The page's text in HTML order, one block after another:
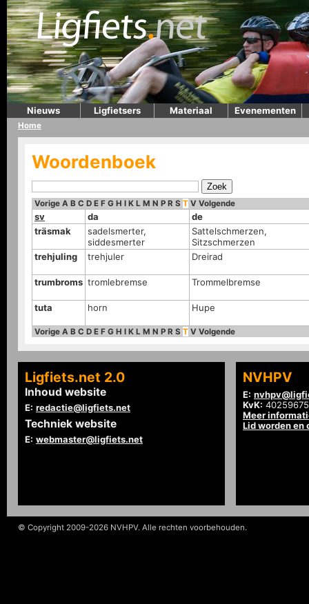
Nieuws Ligfietsers Materiaal Evenementen
Home
Woordenboek
Vorige A B C D E F G H I K L M N P R S T V Volgende
sv da
de
träsmak
sadelsmerter,
siddesmerter
Sattelschmerzen,
Sitzschmerzen
trehjuling
trehjuler Dreirad
trumbroms tromlebremse Trommelbremse
tuta horn Hupe
Vorige A B C D E F G H I K L M N P R S T V Volgende
Ligfiets.net 2.0
Inhoud website
E: redactie@ligfiets.net
Techniek website
E: webmaster@ligfiets.net
NVHPV
E:
KvK: 40259675
Meer
Lid worden en
© Copyright 2009-2026 NVHPV. Alle rechten voorbehouden.